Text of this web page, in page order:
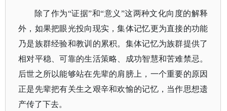
除了作为“证据”和“意义”这两种文化向度的解释
外，如果把眼光投向现实，集体记忆更为直接的功能
乃是族群经验和教训的累积。 集体记忆为族群提供了
相对平稳、可靠的生活策略、成功智慧和苦难禁忌。
后世之所以能够站在先辈的肩膀上，一个重要的原因
正是先辈把有关生之艰辛和欢愉的记忆，当作思想遗
产传了下去。